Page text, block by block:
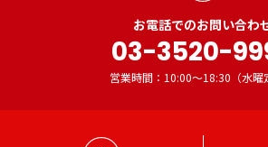
お電話でのお問い合わ
03-3520-
営業時間：10:00～18:30（水曜